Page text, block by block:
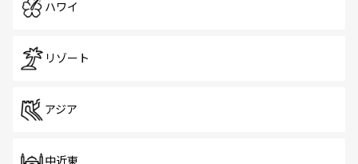
ハワイ
リゾート
アジア
中近東